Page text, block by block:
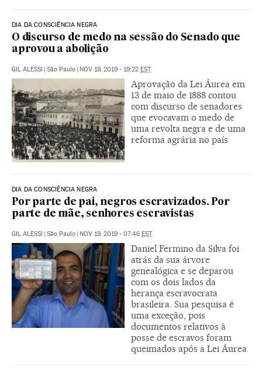
DIA DA CONSCIÊNCIA NEGRA
O discurso de medo na sessão do Senado que
aprovou a abolição
GIL ALESSI São Paulo NOV 19, 2019 - 19:22 EST
Aprovação da Lei Áurea em
13 de maio de 1888 contou
com discurso de senadores
que evocavam o medo de
uma revolta negra e de uma
reforma agrária no país
DIA DA CONSCIÊNCIA NEGRA
Por parte de pai, negros escravizados. Por
parte de mãe, senhores escravistas
GIL ALESSI | São Paulo | NOV 19, 2019 - 07:46 EST
Daniel Fermino da Silva foi
atrás da sua árvore
genealógica e se deparou
com os dois lados da
herança escravocrata
brasileira. Sua pesquisa é
uma exceção, pois
documentos relativos à
posse de escravos foram
queimados após a Lei Áurea